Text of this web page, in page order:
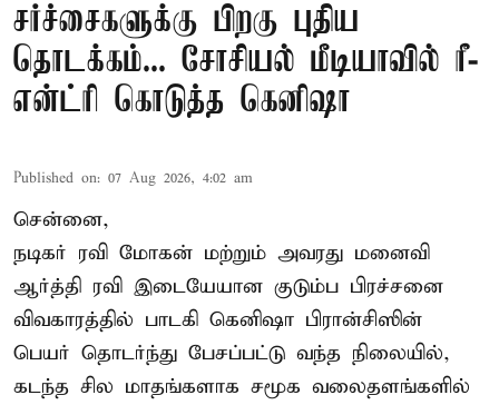
சர்ச்சைகளுக்கு பிறகு புதிய
தொடக்கம்... சோசியல் மீடியாவில் ரீ-
என்ட்ரி கொடுத்த கெனிஷா
Published on: 07 Aug 2026, 4:02 am
சென்னை,
நடிகர் ரவி மோகன் மற்றும் அவரது மனைவி
ஆர்த்தி ரவி இடையேயான குடும்ப பிரச்சனை
விவகாரத்தில் பாடகி கெனிஷா பிரான்சிஸின்
பெயர் தொடர்ந்து பேசப்பட்டு வந்த நிலையில்,
கடந்த சில மாதங்களாக சமூக வலைதளங்களில்